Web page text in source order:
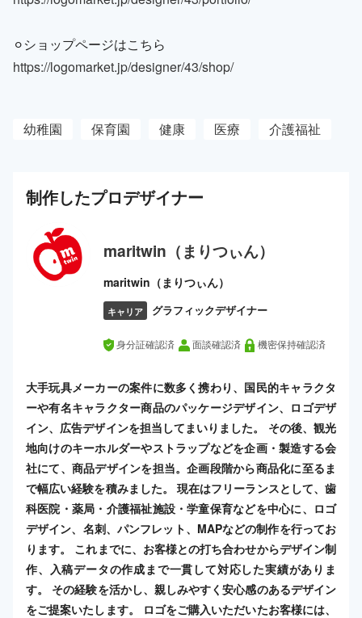
⚪︎ショップページはこちら
https://logomarket.jp/designer/43/shop/
幼稚園 保育園 健康 医療 介護福祉
制作したプロデザイナー
maritwin（まりつぃん）
maritwin（まりつぃん）
キャリア グラフィックデザイナー
身分証確認済 面談確認済 機密保持確認済
大手玩具メーカーの案件に数多く携わり、国民的キャラクタ
ーや有名キャラクター商品のパッケージデザイン、ロゴデザ
イン、広告デザインを担当してまいりました。 その後、観光
地向けのキーホルダーやストラップなどを企画・製造する会
社にて、商品デザインを担当。企画段階から商品化に至るま
で幅広い経験を積みました。 現在はフリーランスとして、歯
科医院・薬局・介護福祉施設・学童保育などを中心に、ロゴ
デザイン、名刺、パンフレット、MAPなどの制作を行ってお
ります。 これまでに、お客様との打ち合わせからデザイン制
作、入稿データの作成まで一貫して対応した実績がありま
す。 その経験を活かし、親しみやすく安心感のあるデザイン
をご提案いたします。 ロゴをご購入いただいたお客様には、